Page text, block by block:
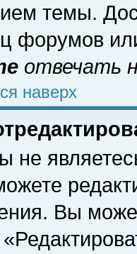
темы.
форумов
отвечать
наверх
не
Вы